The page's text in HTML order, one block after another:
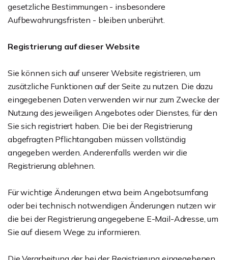
gesetzliche Bestimmungen - insbesondere
Aufbewahrungsfristen - bleiben unberührt.
Registrierung auf dieser Website
Sie können sich auf unserer Website registrieren, um
zusätzliche Funktionen auf der Seite zu nutzen. Die dazu
eingegebenen Daten verwenden wir nur zum Zwecke der
Nutzung des jeweiligen Angebotes oder Dienstes, für den
Sie sich registriert haben. Die bei der Registrierung
abgefragten Pflichtangaben müssen vollständig
angegeben werden. Anderenfalls werden wir die
Registrierung ablehnen.
Für wichtige Änderungen etwa beim Angebotsumfang
oder bei technisch notwendigen Änderungen nutzen wir
die bei der Registrierung angegebene E-Mail-Adresse, um
Sie auf diesem Wege zu informieren.